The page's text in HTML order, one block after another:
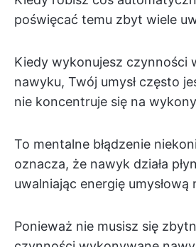
poświęcać temu zbyt wiele
Kiedy wykonujesz czynności
nawyku, Twój umysł często
nie koncentruje się na
To mentalne błądzenie
oznacza, że nawyk działa
uwalniając energię umysłową
Ponieważ nie musisz się